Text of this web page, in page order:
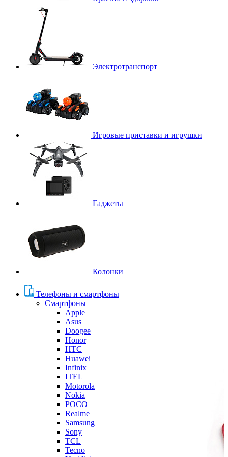
Электротранспорт
Игровые приставки и игрушки
Гаджеты
Колонки
Телефоны и смартфоны
Смартфоны
Apple
Asus
Doogee
Honor
HTC
Huawei
Infinix
ITEL
Motorola
Nokia
POCO
Realme
Samsung
Sony
TCL
Tecno